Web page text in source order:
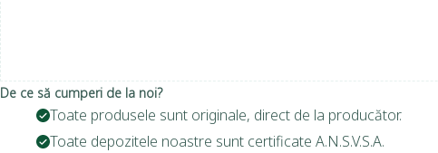
De ce să cumperi de la noi?
Toate produsele sunt originale, direct de la producător.
Toate depozitele noastre sunt certificate A.N.S.V.S.A.